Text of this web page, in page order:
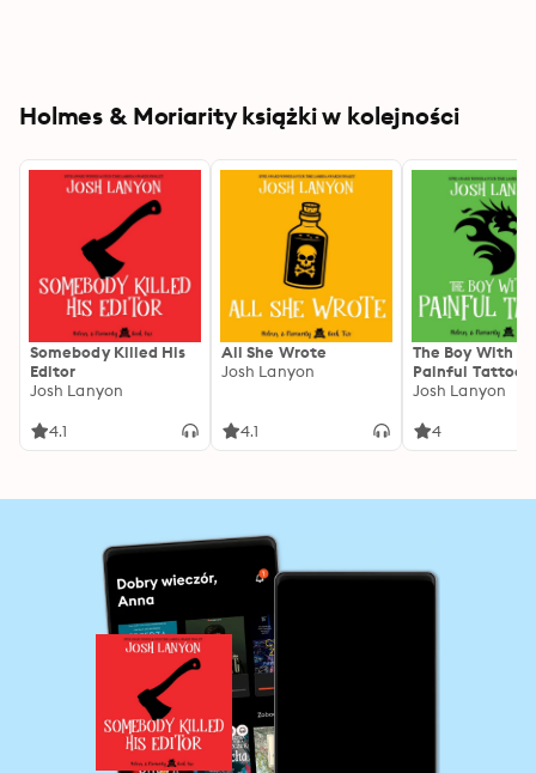
Holmes & Moriarity książki w kolejności
Somebody Killed His
Editor
Josh Lanyon
4.1
All She Wrote
Josh Lanyon
4.1
The Boy With
Painful Tattoo
Josh Lanyon
4